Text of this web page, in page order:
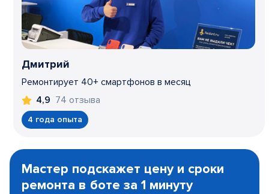
Дмитрий
Ремонтирует 40+ смартфонов в месяц
4,9 74 отзыва
4 года опыта
1
Мастер подскажет цену и сроки
ремонта в боте за 1 минуту